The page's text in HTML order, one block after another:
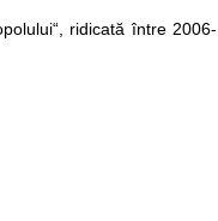
ridicată între 2006-